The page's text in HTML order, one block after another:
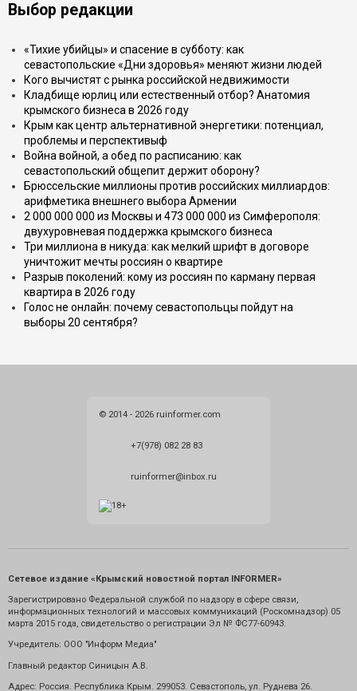
Выбор редакции
«Тихие убийцы» и спасение в субботу: как
севастопольские «Дни здоровья» меняют жизни людей
Кого вычистят с рынка российской недвижимости
Кладбище юрлиц или естественный отбор? Анатомия
крымского бизнеса в 2026 году
Крым как центр альтернативной энергетики: потенциал,
проблемы и перспективыф
Война войной, а обед по расписанию: как
севастопольский общепит держит оборону?
Брюссельские миллионы против российских миллиардов:
арифметика внешнего выбора Армении
2 000 000 000 из Москвы и 473 000 000 из Симферополя:
двухуровневая поддержка крымского бизнеса
Три миллиона в никуда: как мелкий шрифт в договоре
уничтожит мечты россиян о квартире
Разрыв поколений: кому из россиян по карману первая
квартира в 2026 году
Голос не онлайн: почему севастопольцы пойдут на
выборы 20 сентября?
© 2014 - 2026 ruinformer.com
+7(978) 082 28 83
ruinformer@inbox.ru
Сетевое издание «Крымский новостной портал INFORMER»
Зарегистрировано Федеральной службой по надзору в сфере связи,
информационных технологий и массовых коммуникаций (Роскомнадзор) 05
марта 2015 года, свидетельство о регистрации Эл № ФС77-60943.
Учредитель: ООО "Информ Медиа"
Главный редактор Синицын А.В.
Адрес: Россия. Республика Крым. 299053. Севастополь, ул. Руднева 26.